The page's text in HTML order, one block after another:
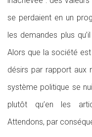
se perdaient en un
les demandes plus
Alors que la société
désirs par rapport aux
système politique se
plutôt qu’en les
Attendons, par